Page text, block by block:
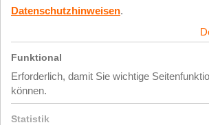
2. Juli 2019
a038de0c-